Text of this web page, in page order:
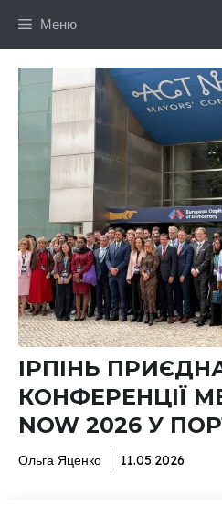
Меню
ІРПІНЬ
КОНФЕРЕНЦІЇ
NOW 2026 У
Ольга Яценко 11.05.2026